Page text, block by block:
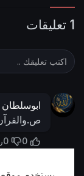
1 تعليقات
ابوسلطان
0
0